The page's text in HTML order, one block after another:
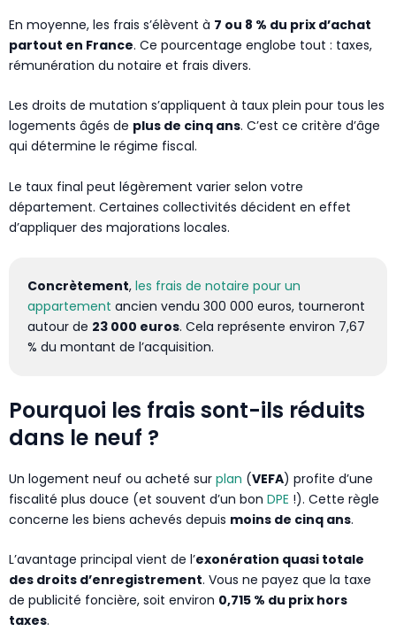
En moyenne, les frais s’élèvent à 7 ou 8 % du prix d’achat
partout en France. Ce pourcentage englobe tout : taxes,
rémunération du notaire et frais divers.
Les droits de mutation s’appliquent à taux plein pour tous les
logements âgés de plus de cinq ans. C’est ce critère d’âge
qui détermine le régime fiscal.
Le taux final peut légèrement varier selon votre
département. Certaines collectivités décident en effet
d’appliquer des majorations locales.
Concrètement, les frais de notaire pour un
appartement ancien vendu 300 000 euros, tourneront
autour de 23 000 euros. Cela représente environ 7,67
% du montant de l’acquisition.
Pourquoi les frais sont-ils réduits
dans le neuf ?
Un logement neuf ou acheté sur plan (VEFA) profite d’une
fiscalité plus douce (et souvent d’un bon DPE !). Cette règle
concerne les biens achevés depuis moins de cinq ans.
L’avantage principal vient de l’exonération quasi totale
des droits d’enregistrement. Vous ne payez que la taxe
de publicité foncière, soit environ 0,715 % du prix hors
taxes.